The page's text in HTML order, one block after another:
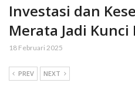
Investasi dan
Merata Jadi Kunci
18 Februari 2025
PREV NEXT